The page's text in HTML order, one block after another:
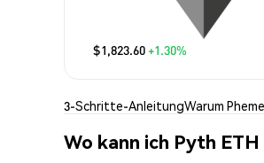
$1,823.60+1.30%
3-Schritte-AnleitungWarum
Wo kann ich Pyth